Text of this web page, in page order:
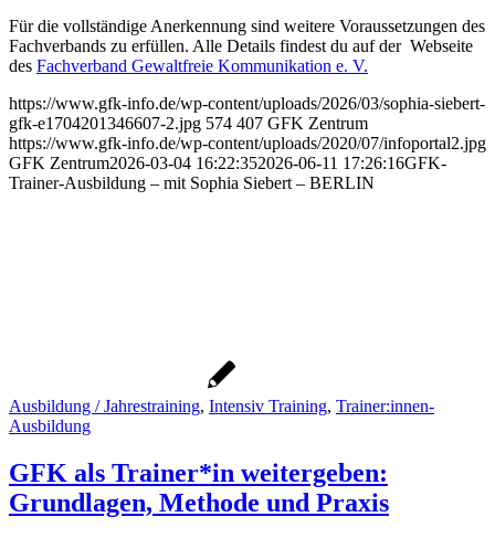
Für die vollständige Anerkennung sind weitere Voraussetzungen des
Fachverbands zu erfüllen. Alle Details findest du auf der Webseite
des Fachverband Gewaltfreie Kommunikation e. V.
https://www.gfk-info.de/wp-content/uploads/2026/03/sophia-siebert-
gfk-e1704201346607-2.jpg 574 407 GFK Zentrum
https://www.gfk-info.de/wp-content/uploads/2020/07/infoportal2.jpg
GFK Zentrum2026-03-04 16:22:352026-06-11 17:26:16GFK-
Trainer-Ausbildung – mit Sophia Siebert – BERLIN
Ausbildung / Jahrestraining, Intensiv Training, Trainer:innen-
Ausbildung
GFK als Trainer*in weitergeben:
Grundlagen, Methode und Praxis